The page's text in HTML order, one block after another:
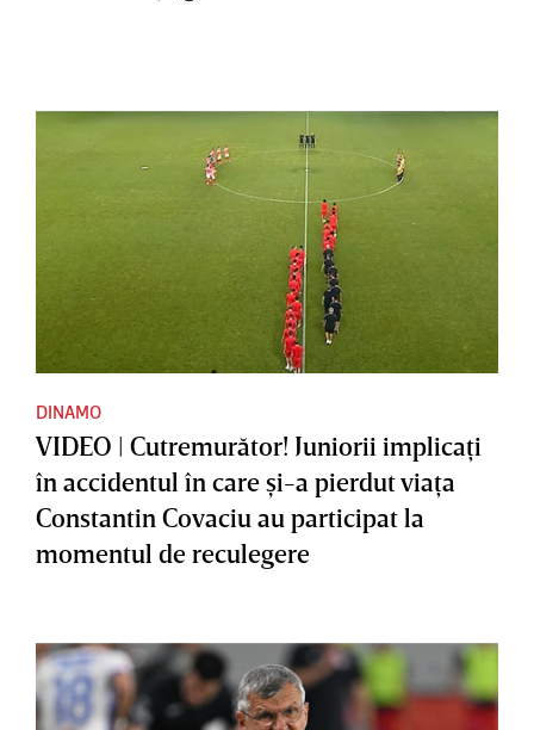
DINAMO
VIDEO | Cutremurător! Juniorii implicaţi
în accidentul în care şi-a pierdut viaţa
Constantin Covaciu au participat la
momentul de reculegere